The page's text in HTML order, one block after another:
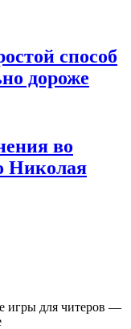
способ
дороже
во
Николая
игры для читеров —